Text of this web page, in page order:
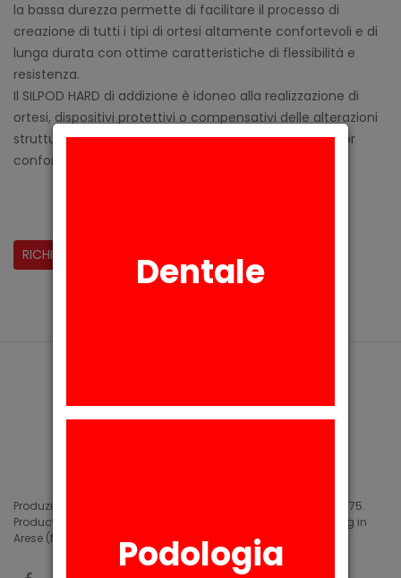
la bassa durezza permette di facilitare il processo di
creazione di tutti i tipi di ortesi altamente confortevoli e di
lunga durata con ottime caratteristiche di flessibilità e
resistenza.
Il SILPOD HARD di addizione è idoneo alla realizzazione di
ortesi, dispositivi protettivi o compensativi delle alterazioni
strutturali del piede, specificatamente per un maggior
confort.
RICHIESTA INFORMAZIONI
Produzione di siliconi medicali e industriali in Arese (MI) dal 1975.
Production of medical and industrial silicones. Manufacturing in
Arese (MI) since 1975.
Dentale
Podologia